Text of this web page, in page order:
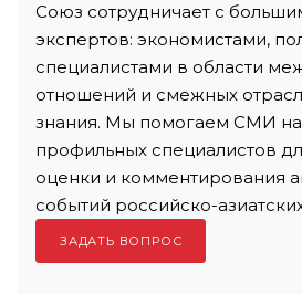
Союз сотрудничает с
экспертов: экономистами,
специалистами в области
отношений и смежных
знания. Мы помогаем СМИ
профильных специалистов
оценки и комментирования
событий российско-
ЗАДАТЬ ВОПРОС